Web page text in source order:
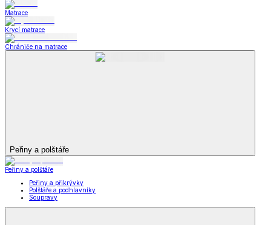
Matrace
Krycí matrace
Chrániče na matrace
Peřiny a polštáře
Peřiny a polštáře
Peřiny a přikrývky
Polštáře a podhlavníky
Soupravy